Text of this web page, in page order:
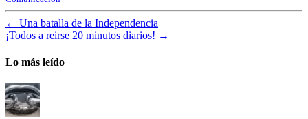
← Una batalla de la Independencia
¡Todos a reirse 20 minutos diarios! →
Lo más leído